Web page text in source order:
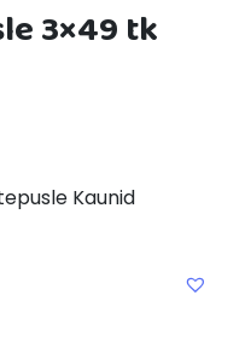
3×49 tk
Kaunid
ükssarved kogus